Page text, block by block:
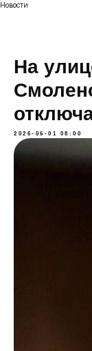
Новости
На
2026-06-01 08:00